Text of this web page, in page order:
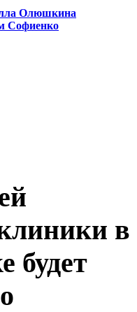
Олюшкина
Софиенко
в
будет